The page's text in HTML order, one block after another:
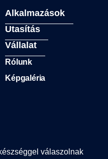
Alkalmazások
Utasítás
Vállalat
Rólunk
Képgaléria
válaszolnak